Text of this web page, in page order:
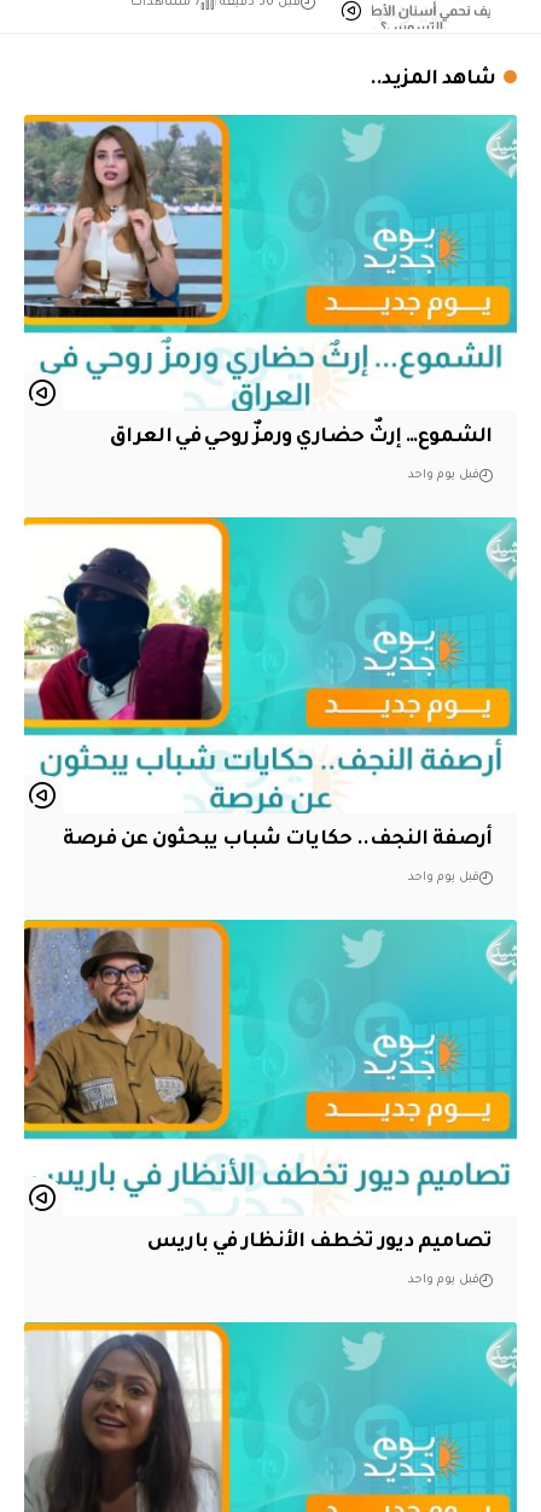
شاهد المزيد..
الشموع… إرثٌ حضاري ورمزٌ روحي في العراق
قبل يوم واحد
أرصفة النجف.. حكايات شباب يبحثون عن فرصة
قبل يوم واحد
تصاميم ديور تخطف الأنظار في باريس
قبل يوم واحد